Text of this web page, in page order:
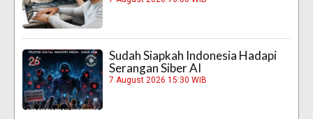
Sudah Siapkah Indonesia Hadapi
Serangan Siber AI
7 August 2026 15:30 WIB